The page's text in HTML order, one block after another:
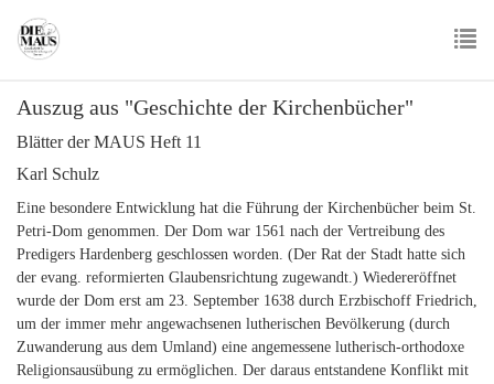
main
Auszug aus "Geschichte der Kirchenbücher"
Blätter der MAUS Heft 11
Karl Schulz
Eine besondere Entwicklung hat die Führung der Kirchenbücher beim St.
Petri-Dom genommen. Der Dom war 1561 nach der Vertreibung des
Predigers Hardenberg geschlossen worden. (Der Rat der Stadt hatte sich
der evang. reformierten Glaubensrichtung zugewandt.) Wiedereröffnet
wurde der Dom erst am 23. September 1638 durch Erzbischoff Friedrich,
um der immer mehr angewachsenen lutherischen Bevölkerung (durch
Zuwanderung aus dem Umland) eine angemessene lutherisch-orthodoxe
Religionsausübung zu ermöglichen. Der daraus entstandene Konflikt mit